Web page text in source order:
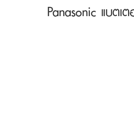
Panasonic แบตเ